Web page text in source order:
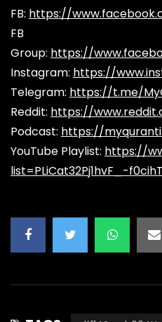
FB: https://
FB
Group: https://
Instagram: https://
Telegram: https://t.me/
Reddit: https://
Podcast: https://
YouTube Playlist: https://
list=PLiCat32Pj1hvF_-